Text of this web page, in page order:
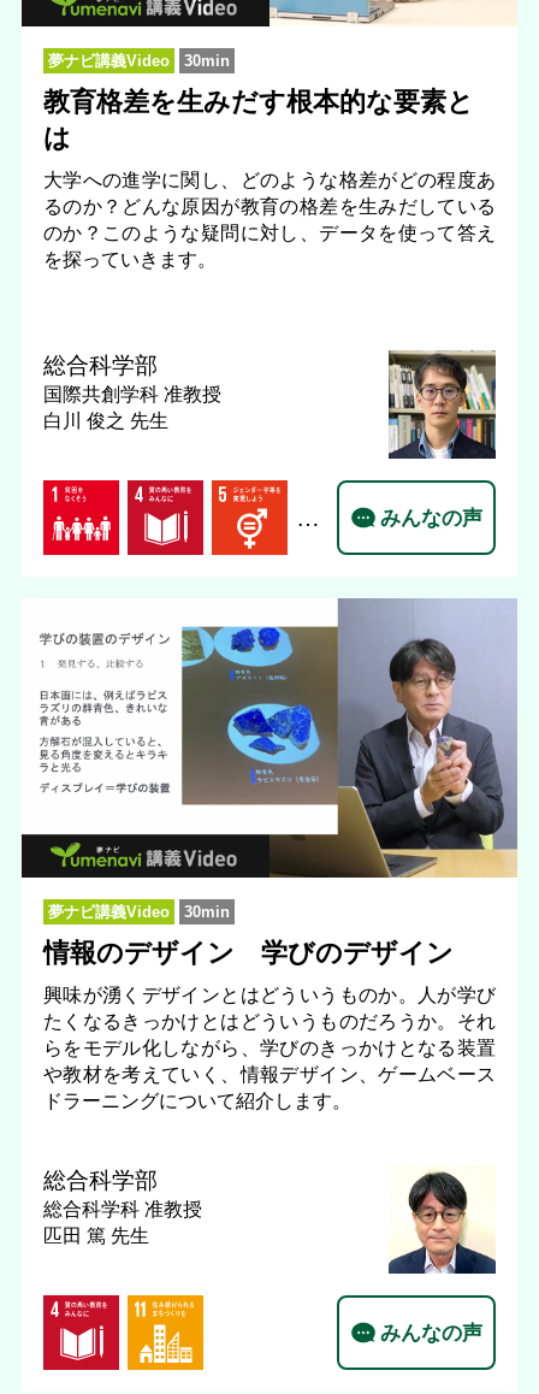
夢ナビ講義Video 30min
教育格差を生みだす根本的な要素と
は
大学への進学に関し、どのような格差がどの程度あ
るのか？どんな原因が教育の格差を生みだしている
のか？このような疑問に対し、データを使って答え
を探っていきます。
総合科学部
国際共創学科 准教授
白川 俊之 先生
… みんなの声
夢ナビ講義Video 30min
情報のデザイン 学びのデザイン
興味が湧くデザインとはどういうものか。人が学び
たくなるきっかけとはどういうものだろうか。それ
らをモデル化しながら、学びのきっかけとなる装置
や教材を考えていく、情報デザイン、ゲームベース
ドラーニングについて紹介します。
総合科学部
総合科学科 准教授
匹田 篤 先生
みんなの声